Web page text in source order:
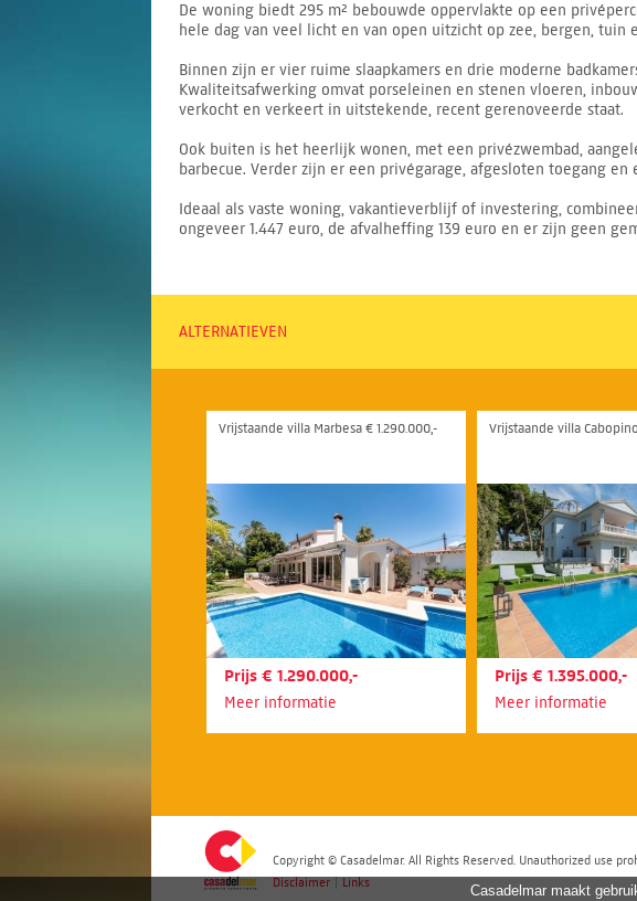
De woning biedt 295 m² bebouwde oppervlakte op een
hele dag van veel licht en van open uitzicht op zee, bergen, tuin
Binnen zijn er vier ruime slaapkamers en drie moderne
Kwaliteitsafwerking omvat porseleinen en stenen vloeren,
verkocht en verkeert in uitstekende, recent gerenoveerde staat.
Ook buiten is het heerlijk wonen, met een privézwembad,
barbecue. Verder zijn er een privégarage, afgesloten toegang en
Ideaal als vaste woning, vakantieverblijf of investering,
ongeveer 1.447 euro, de afvalheffing 139 euro en er zijn geen
ALTERNATIEVEN
Vrijstaande villa Marbesa € 1.290.000,-
Prijs € 1.290.000,-
Meer informatie
Vrijstaande villa
Prijs € 1.395.000,-
Meer informatie
Copyright © Casadelmar. All Rights Reserved. Unauthorized use
Disclaimer
Links Casadelmar maakt